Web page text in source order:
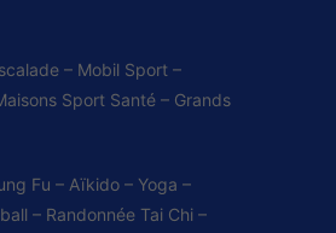
– Mobil Sport –
Sport Santé – Grands
Fu – Aïkido – Yoga –
– Randonnée Tai Chi –